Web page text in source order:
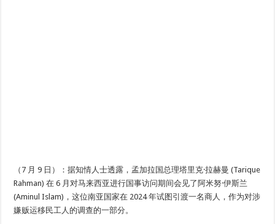
（7 月 9 日）：据知情人士透露，孟加拉国总理塔里克·拉赫曼 (Tarique
Rahman) 在 6 月对马来西亚进行国事访问期间会见了阿米努·伊斯兰
(Aminul Islam)，这位南亚国家在 2024 年试图引渡一名商人，作为对涉
嫌贩运移民工人的调查的一部分。